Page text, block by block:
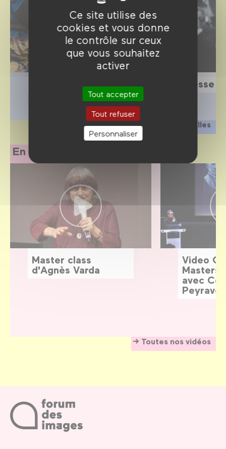
Ce site utilise des
cookies et vous donne
le contrôle sur ceux
que vous souhaitez
activer
Tout accepter
Tout refuser
Personnaliser
Privatiser nos salles
Presse
En replay
Toutes nos vidéos
Master class
d'Agnès Varda
Video
avec